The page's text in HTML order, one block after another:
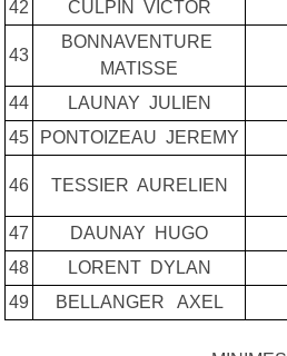
42 CULPIN VICTOR
43
BONNAVENTURE
MATISSE
44 LAUNAY JULIEN
45
PONTOIZEAU JEREMY
46 TESSIER AURELIEN
47
DAUNAY HUGO
48
LORENT DYLAN
49
BELLANGER AXEL